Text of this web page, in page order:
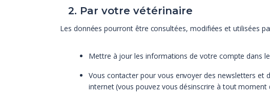
2. Par votre vétérinaire
Les données pourront être consultées, modifiées et utilisées
Mettre à jour les informations de votre compte dans
Vous contacter pour vous envoyer des newsletters et
internet (vous pouvez vous désinscrire à tout